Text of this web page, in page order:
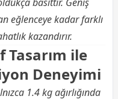
eğlenceye kadar farklı
kazandırır.
ile
Deneyimi
1.4 kg ağırlığında